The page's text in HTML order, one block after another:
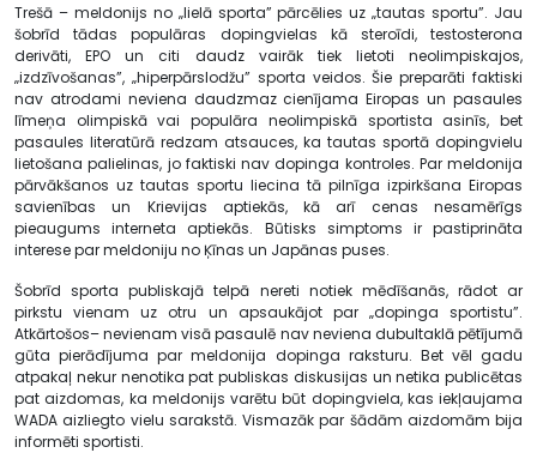
Trešā – meldonijs no „lielā sporta” pārcēlies uz „tautas sportu”. Jau
šobrīd tādas populāras dopingvielas kā steroīdi, testosterona
derivāti, EPO un citi daudz vairāk tiek lietoti neolimpiskajos,
„izdzīvošanas”, „hiperpārslodžu” sporta veidos. Šie preparāti faktiski
nav atrodami neviena daudzmaz cienījama Eiropas un pasaules
līmeņa olimpiskā vai populāra neolimpiskā sportista asinīs, bet
pasaules literatūrā redzam atsauces, ka tautas sportā dopingvielu
lietošana palielinas, jo faktiski nav dopinga kontroles. Par meldonija
pārvākšanos uz tautas sportu liecina tā pilnīga izpirkšana Eiropas
savienības un Krievijas aptiekās, kā arī cenas nesamērīgs
pieaugums interneta aptiekās. Būtisks simptoms ir pastiprināta
interese par meldoniju no Ķīnas un Japānas puses.
Šobrīd sporta publiskajā telpā nereti notiek mēdīšanās, rādot ar
pirkstu vienam uz otru un apsaukājot par „dopinga sportistu”.
Atkārtošos– nevienam visā pasaulē nav neviena dubultaklā pētījumā
gūta pierādījuma par meldonija dopinga raksturu. Bet vēl gadu
atpakaļ nekur nenotika pat publiskas diskusijas un netika publicētas
pat aizdomas, ka meldonijs varētu būt dopingviela, kas iekļaujama
WADA aizliegto vielu sarakstā. Vismazāk par šādām aizdomām bija
informēti sportisti.